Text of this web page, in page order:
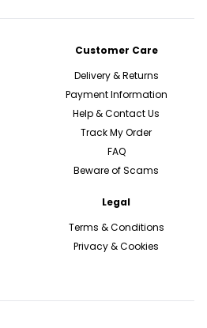
Customer Care
Delivery & Returns
Payment Information
Help & Contact Us
Track My Order
FAQ
Beware of Scams
Legal
Terms & Conditions
Privacy & Cookies